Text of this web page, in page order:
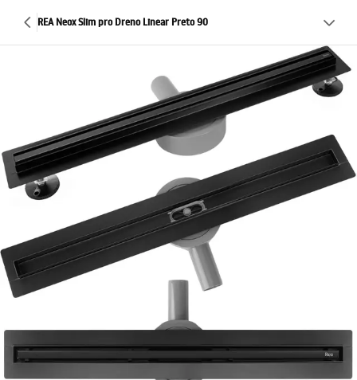
REA Neox Slim pro Dreno Linear Preto 90